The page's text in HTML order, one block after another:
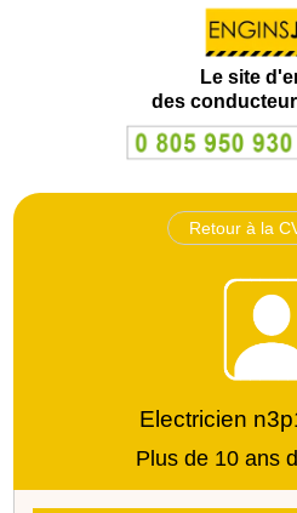
Le site
des
Retour à la
Electricien
Plus de 10 ans